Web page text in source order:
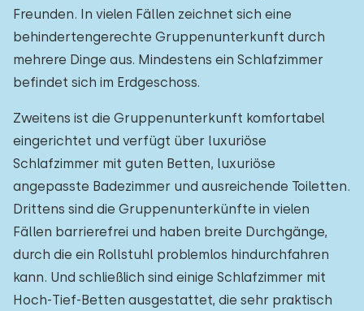
Freunden. In vielen Fällen zeichnet sich eine
behindertengerechte Gruppenunterkunft durch
mehrere Dinge aus. Mindestens ein Schlafzimmer
befindet sich im Erdgeschoss.
Zweitens ist die Gruppenunterkunft komfortabel
eingerichtet und verfügt über luxuriöse
Schlafzimmer mit guten Betten, luxuriöse
angepasste Badezimmer und ausreichende Toiletten.
Drittens sind die Gruppenunterkünfte in vielen
Fällen barrierefrei und haben breite Durchgänge,
durch die ein Rollstuhl problemlos hindurchfahren
kann. Und schließlich sind einige Schlafzimmer mit
Hoch-Tief-Betten ausgestattet, die sehr praktisch